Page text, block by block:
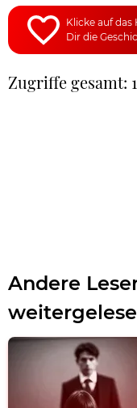
Klicke auf das
Dir die
Zugriffe gesamt:
Andere